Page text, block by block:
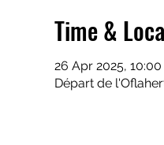
Time &
26 Apr 2025, 10:00
Départ de